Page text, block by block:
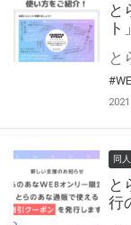
と
同人
と
行